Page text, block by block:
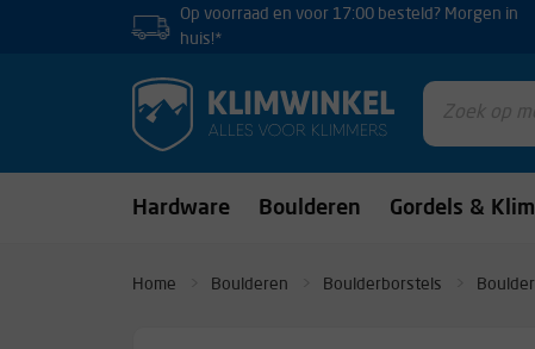
Op voorraad en voor 17:00 besteld? Morgen in
huis!*
Hardware Boulderen Gordels &
Home Boulderen Boulderborstels